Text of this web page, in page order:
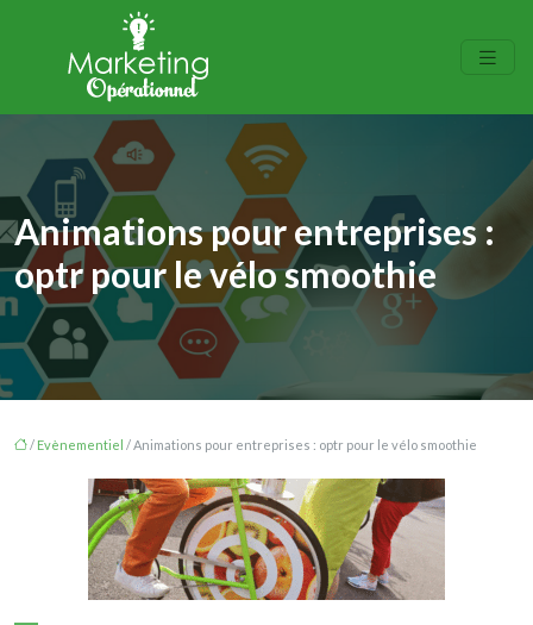
Animations pour entreprises :
optr pour le vélo smoothie
/ Evènementiel / Animations pour entreprises : optr pour le vélo smoothie